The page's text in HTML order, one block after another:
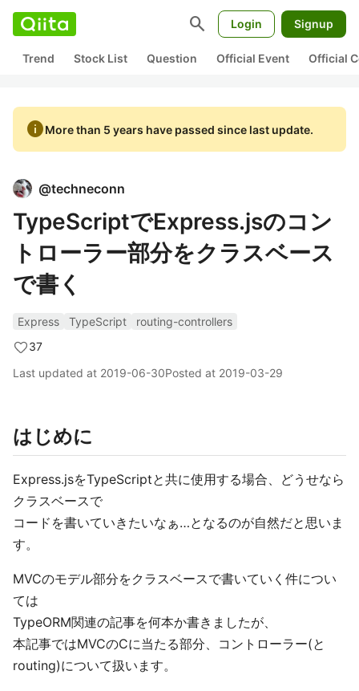
search Login Signup
Trend Stock List Question Official Event Official
infoMore than 5 years have passed since last update.
@techneconn
TypeScriptでExpress.jsのコン
トローラー部分をクラスベース
で書く
Express TypeScript
routing-controllers
37
Last updated at 2019-06-30Posted at 2019-03-29
はじめに
Express.jsをTypeScriptと共に使用する場合、どうせなら
クラスベースで
コードを書いていきたいなぁ…となるのが自然だと思いま
す。
MVCのモデル部分をクラスベースで書いていく件につい
ては
TypeORM関連の記事を何本か書きましたが、
本記事ではMVCのCに当たる部分、コントローラー(と
routing)について扱います。